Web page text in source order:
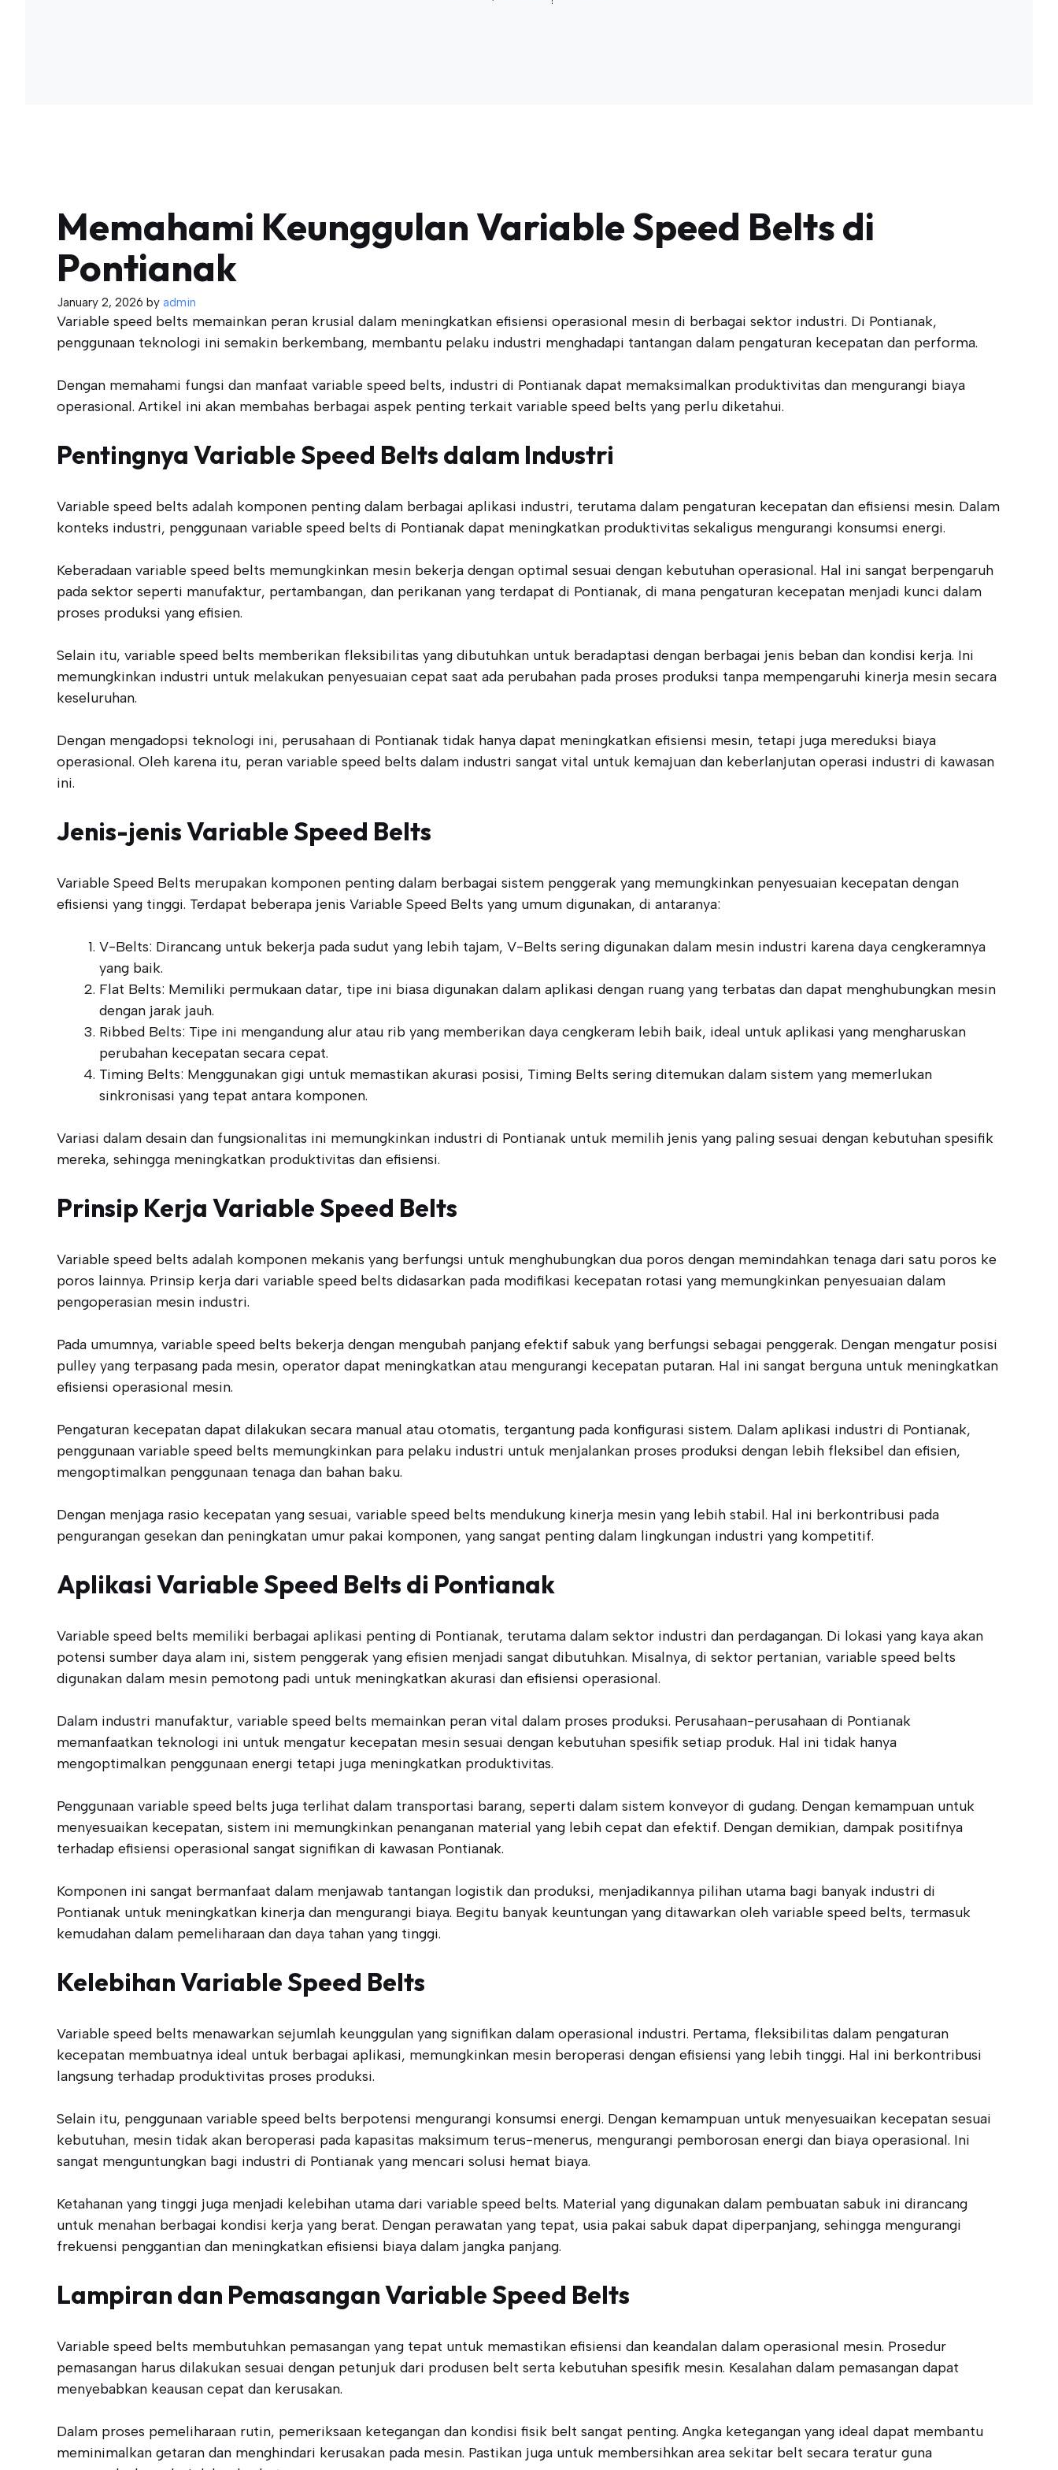
Memahami Keunggulan Variable Speed Belts di
Pontianak
January 2, 2026 by admin
Variable speed belts memainkan peran krusial dalam meningkatkan efisiensi operasional mesin di berbagai sektor industri. Di Pontianak,
penggunaan teknologi ini semakin berkembang, membantu pelaku industri menghadapi tantangan dalam pengaturan kecepatan dan performa.
Dengan memahami fungsi dan manfaat variable speed belts, industri di Pontianak dapat memaksimalkan produktivitas dan mengurangi biaya
operasional. Artikel ini akan membahas berbagai aspek penting terkait variable speed belts yang perlu diketahui.
Pentingnya Variable Speed Belts dalam Industri
Variable speed belts adalah komponen penting dalam berbagai aplikasi industri, terutama dalam pengaturan kecepatan dan efisiensi mesin. Dalam
konteks industri, penggunaan variable speed belts di Pontianak dapat meningkatkan produktivitas sekaligus mengurangi konsumsi energi.
Keberadaan variable speed belts memungkinkan mesin bekerja dengan optimal sesuai dengan kebutuhan operasional. Hal ini sangat berpengaruh
pada sektor seperti manufaktur, pertambangan, dan perikanan yang terdapat di Pontianak, di mana pengaturan kecepatan menjadi kunci dalam
proses produksi yang efisien.
Selain itu, variable speed belts memberikan fleksibilitas yang dibutuhkan untuk beradaptasi dengan berbagai jenis beban dan kondisi kerja. Ini
memungkinkan industri untuk melakukan penyesuaian cepat saat ada perubahan pada proses produksi tanpa mempengaruhi kinerja mesin secara
keseluruhan.
Dengan mengadopsi teknologi ini, perusahaan di Pontianak tidak hanya dapat meningkatkan efisiensi mesin, tetapi juga mereduksi biaya
operasional. Oleh karena itu, peran variable speed belts dalam industri sangat vital untuk kemajuan dan keberlanjutan operasi industri di kawasan
ini.
Jenis-jenis Variable Speed Belts
Variable Speed Belts merupakan komponen penting dalam berbagai sistem penggerak yang memungkinkan penyesuaian kecepatan dengan
efisiensi yang tinggi. Terdapat beberapa jenis Variable Speed Belts yang umum digunakan, di antaranya:
V-Belts: Dirancang untuk bekerja pada sudut yang lebih tajam, V-Belts sering digunakan dalam mesin industri karena daya cengkeramnya
yang baik.
Flat Belts: Memiliki permukaan datar, tipe ini biasa digunakan dalam aplikasi dengan ruang yang terbatas dan dapat menghubungkan mesin
dengan jarak jauh.
Ribbed Belts: Tipe ini mengandung alur atau rib yang memberikan daya cengkeram lebih baik, ideal untuk aplikasi yang mengharuskan
perubahan kecepatan secara cepat.
Timing Belts: Menggunakan gigi untuk memastikan akurasi posisi, Timing Belts sering ditemukan dalam sistem yang memerlukan
sinkronisasi yang tepat antara komponen.
Variasi dalam desain dan fungsionalitas ini memungkinkan industri di Pontianak untuk memilih jenis yang paling sesuai dengan kebutuhan spesifik
mereka, sehingga meningkatkan produktivitas dan efisiensi.
Prinsip Kerja Variable Speed Belts
Variable speed belts adalah komponen mekanis yang berfungsi untuk menghubungkan dua poros dengan memindahkan tenaga dari satu poros ke
poros lainnya. Prinsip kerja dari variable speed belts didasarkan pada modifikasi kecepatan rotasi yang memungkinkan penyesuaian dalam
pengoperasian mesin industri.
Pada umumnya, variable speed belts bekerja dengan mengubah panjang efektif sabuk yang berfungsi sebagai penggerak. Dengan mengatur posisi
pulley yang terpasang pada mesin, operator dapat meningkatkan atau mengurangi kecepatan putaran. Hal ini sangat berguna untuk meningkatkan
efisiensi operasional mesin.
Pengaturan kecepatan dapat dilakukan secara manual atau otomatis, tergantung pada konfigurasi sistem. Dalam aplikasi industri di Pontianak,
penggunaan variable speed belts memungkinkan para pelaku industri untuk menjalankan proses produksi dengan lebih fleksibel dan efisien,
mengoptimalkan penggunaan tenaga dan bahan baku.
Dengan menjaga rasio kecepatan yang sesuai, variable speed belts mendukung kinerja mesin yang lebih stabil. Hal ini berkontribusi pada
pengurangan gesekan dan peningkatan umur pakai komponen, yang sangat penting dalam lingkungan industri yang kompetitif.
Aplikasi Variable Speed Belts di Pontianak
Variable speed belts memiliki berbagai aplikasi penting di Pontianak, terutama dalam sektor industri dan perdagangan. Di lokasi yang kaya akan
potensi sumber daya alam ini, sistem penggerak yang efisien menjadi sangat dibutuhkan. Misalnya, di sektor pertanian, variable speed belts
digunakan dalam mesin pemotong padi untuk meningkatkan akurasi dan efisiensi operasional.
Dalam industri manufaktur, variable speed belts memainkan peran vital dalam proses produksi. Perusahaan-perusahaan di Pontianak
memanfaatkan teknologi ini untuk mengatur kecepatan mesin sesuai dengan kebutuhan spesifik setiap produk. Hal ini tidak hanya
mengoptimalkan penggunaan energi tetapi juga meningkatkan produktivitas.
Penggunaan variable speed belts juga terlihat dalam transportasi barang, seperti dalam sistem konveyor di gudang. Dengan kemampuan untuk
menyesuaikan kecepatan, sistem ini memungkinkan penanganan material yang lebih cepat dan efektif. Dengan demikian, dampak positifnya
terhadap efisiensi operasional sangat signifikan di kawasan Pontianak.
Komponen ini sangat bermanfaat dalam menjawab tantangan logistik dan produksi, menjadikannya pilihan utama bagi banyak industri di
Pontianak untuk meningkatkan kinerja dan mengurangi biaya. Begitu banyak keuntungan yang ditawarkan oleh variable speed belts, termasuk
kemudahan dalam pemeliharaan dan daya tahan yang tinggi.
Kelebihan Variable Speed Belts
Variable speed belts menawarkan sejumlah keunggulan yang signifikan dalam operasional industri. Pertama, fleksibilitas dalam pengaturan
kecepatan membuatnya ideal untuk berbagai aplikasi, memungkinkan mesin beroperasi dengan efisiensi yang lebih tinggi. Hal ini berkontribusi
langsung terhadap produktivitas proses produksi.
Selain itu, penggunaan variable speed belts berpotensi mengurangi konsumsi energi. Dengan kemampuan untuk menyesuaikan kecepatan sesuai
kebutuhan, mesin tidak akan beroperasi pada kapasitas maksimum terus-menerus, mengurangi pemborosan energi dan biaya operasional. Ini
sangat menguntungkan bagi industri di Pontianak yang mencari solusi hemat biaya.
Ketahanan yang tinggi juga menjadi kelebihan utama dari variable speed belts. Material yang digunakan dalam pembuatan sabuk ini dirancang
untuk menahan berbagai kondisi kerja yang berat. Dengan perawatan yang tepat, usia pakai sabuk dapat diperpanjang, sehingga mengurangi
frekuensi penggantian dan meningkatkan efisiensi biaya dalam jangka panjang.
Lampiran dan Pemasangan Variable Speed Belts
Variable speed belts membutuhkan pemasangan yang tepat untuk memastikan efisiensi dan keandalan dalam operasional mesin. Prosedur
pemasangan harus dilakukan sesuai dengan petunjuk dari produsen belt serta kebutuhan spesifik mesin. Kesalahan dalam pemasangan dapat
menyebabkan keausan cepat dan kerusakan.
Dalam proses pemeliharaan rutin, pemeriksaan ketegangan dan kondisi fisik belt sangat penting. Angka ketegangan yang ideal dapat membantu
meminimalkan getaran dan menghindari kerusakan pada mesin. Pastikan juga untuk membersihkan area sekitar belt secara teratur guna